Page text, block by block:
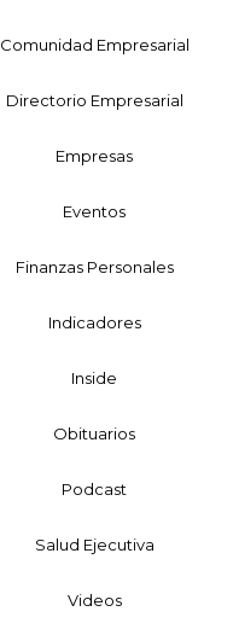
Comunidad Empresarial
Directorio Empresarial
Empresas
Eventos
Finanzas Personales
Indicadores
Inside
Obituarios
Podcast
Salud Ejecutiva
Videos